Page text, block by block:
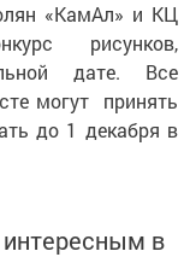
«КамАл» и КЦ
рисунков,
дате. Все
могут принять
до 1 декабря в
в